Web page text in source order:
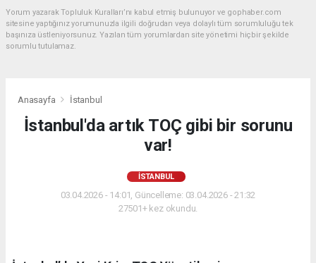
Yorum yazarak Topluluk Kuralları’nı kabul etmiş bulunuyor ve gophaber.com
sitesine yaptığınız yorumunuzla ilgili doğrudan veya dolaylı tüm sorumluluğu tek
başınıza üstleniyorsunuz. Yazılan tüm yorumlardan site yönetimi hiçbir şekilde
sorumlu tutulamaz.
Anasayfa İstanbul
İstanbul'da artık TOÇ gibi bir sorunu
var!
İSTANBUL
03.04.2026 - 14:01, Güncelleme: 03.04.2026 - 21:32
27501+ kez okundu.